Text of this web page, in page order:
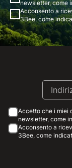
newsletter, come
Acconsento a
3Bee, come
Accetto che i miei
newsletter, come
Acconsento a
3Bee, come